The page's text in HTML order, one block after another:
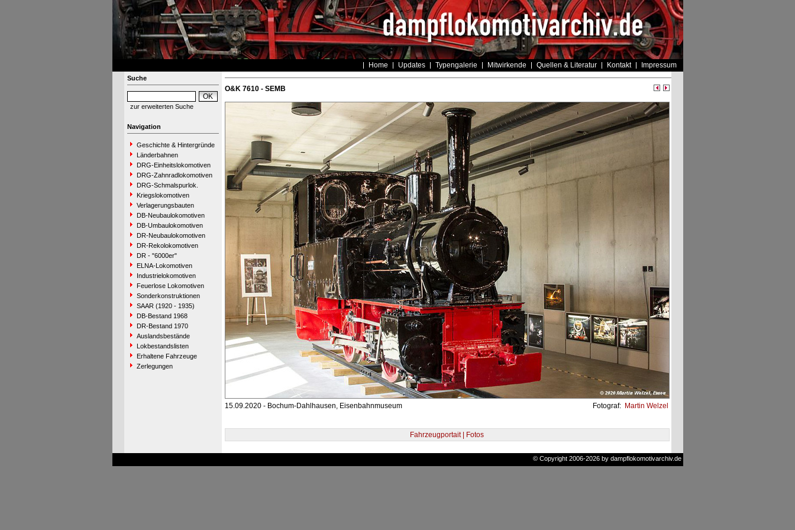
Home Updates Typengalerie Mitwirkende Quellen & Literatur Kontakt Impressum
Suche
zur erweiterten Suche
Navigation
Geschichte & Hintergründe
Länderbahnen
DRG-Einheitslokomotiven
DRG-Zahnradlokomotiven
DRG-Schmalspurlok.
Kriegslokomotiven
Verlagerungsbauten
DB-Neubaulokomotiven
DB-Umbaulokomotiven
DR-Neubaulokomotiven
DR-Rekolokomotiven
DR - "6000er"
ELNA-Lokomotiven
Industrielokomotiven
Feuerlose Lokomotiven
Sonderkonstruktionen
SAAR (1920 - 1935)
DB-Bestand 1968
DR-Bestand 1970
Auslandsbestände
Lokbestandslisten
Erhaltene Fahrzeuge
Zerlegungen
O&K 7610 - SEMB
15.09.2020 - Bochum-Dahlhausen, Eisenbahnmuseum Fotograf: Martin Welzel
Fahrzeugportait | Fotos
© Copyright 2006-2026 by dampflokomotivarchiv.de